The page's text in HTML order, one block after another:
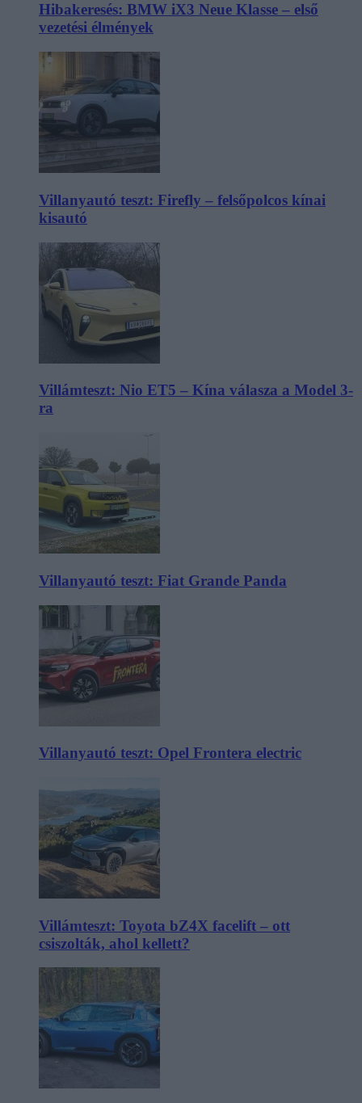
Hibakeresés: BMW iX3 Neue Klasse – első
vezetési élmények
Villanyautó teszt: Firefly – felsőpolcos kínai
kisautó
Villámteszt: Nio ET5 – Kína válasza a Model 3-
ra
Villanyautó teszt: Fiat Grande Panda
Villanyautó teszt: Opel Frontera electric
Villámteszt: Toyota bZ4X facelift – ott
csiszolták, ahol kellett?